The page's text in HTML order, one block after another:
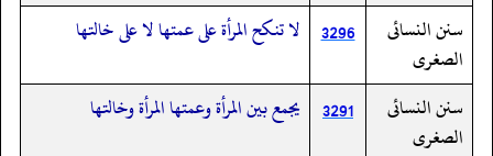
سنن النسائى
الصغرى
3296 لا تنكح المرأة على عمتها لا على خالتها
سنن النسائى
الصغرى
3291 يجمع بين المرأة وعمتها المرأة وخالتها